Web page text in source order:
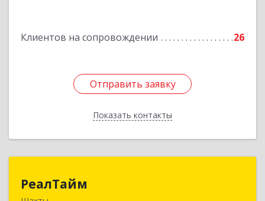
Клиентов на сопровождении 26
Отправить заявку
Показать контакты
Отправить заявку
Назад
РеалТайм